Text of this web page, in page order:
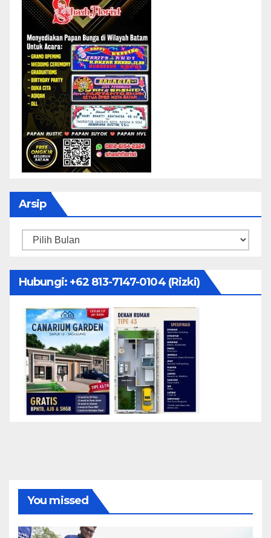
Arsip
Arsip
Hubungi: ‪+62 813-7147-0104‬ (Rizki)
You missed